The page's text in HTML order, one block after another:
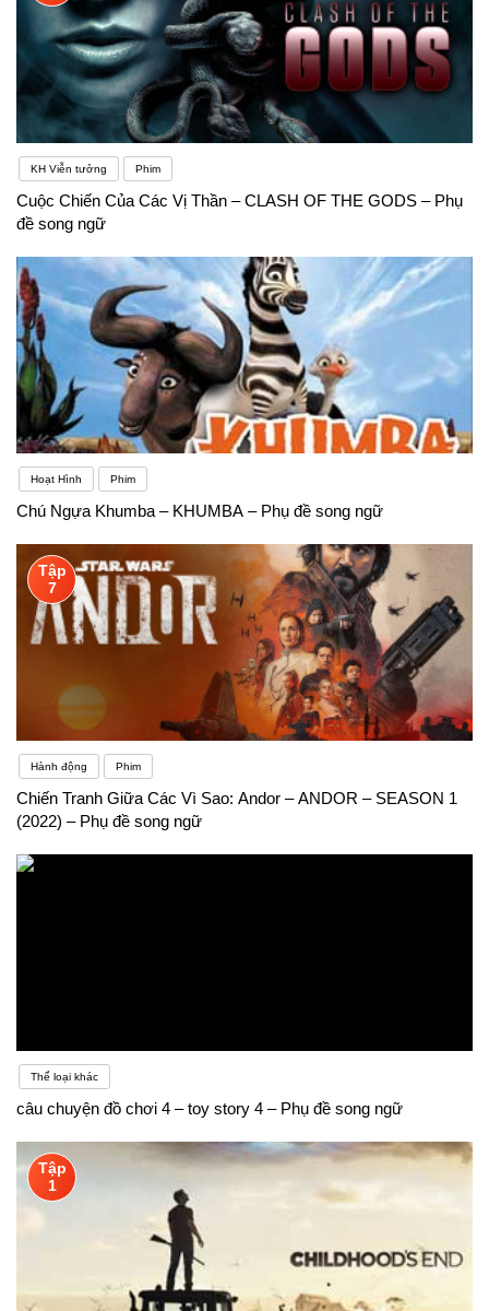
KH Viễn tưởng Phim
Cuộc Chiến Của Các Vị Thần – CLASH OF THE GODS – Phụ
đề song ngữ
Hoạt Hình Phim
Chú Ngựa Khumba – KHUMBA – Phụ đề song ngữ
Tập
7
Hành động Phim
Chiến Tranh Giữa Các Vì Sao: Andor – ANDOR – SEASON 1
(2022) – Phụ đề song ngữ
Thể loại khác
câu chuyện đồ chơi 4 – toy story 4 – Phụ đề song ngữ
Tập
1